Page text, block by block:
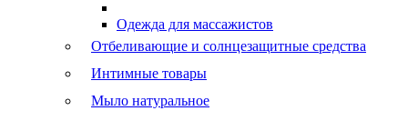
Одежда для массажистов
Отбеливающие и солнцезащитные средства
Интимные товары
Мыло натуральное